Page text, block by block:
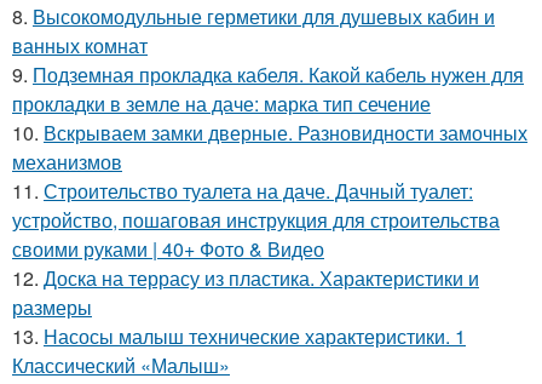
8. Высокомодульные герметики для душевых кабин и
ванных комнат
9. Подземная прокладка кабеля. Какой кабель нужен для
прокладки в земле на даче: марка тип сечение
10. Вскрываем замки дверные. Разновидности замочных
механизмов
11. Строительство туалета на даче. Дачный туалет:
устройство, пошаговая инструкция для строительства
своими руками | 40+ Фото & Видео
12. Доска на террасу из пластика. Характеристики и
размеры
13. Насосы малыш технические характеристики. 1
Классический «Малыш»